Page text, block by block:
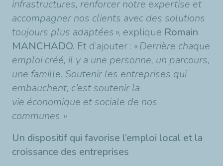
infrastructures, renforcer notre expertise et
accompagner nos clients avec des solutions
toujours plus adaptées», explique Romain
MANCHADO. Et d’ajouter : «Derrière chaque
emploi créé, il y a une personne, un parcours,
une famille. Soutenir les entreprises qui
embauchent, c’est soutenir la
vie économique et sociale de nos
communes.»
Un dispositif qui favorise l’emploi local et la
croissance des entreprises